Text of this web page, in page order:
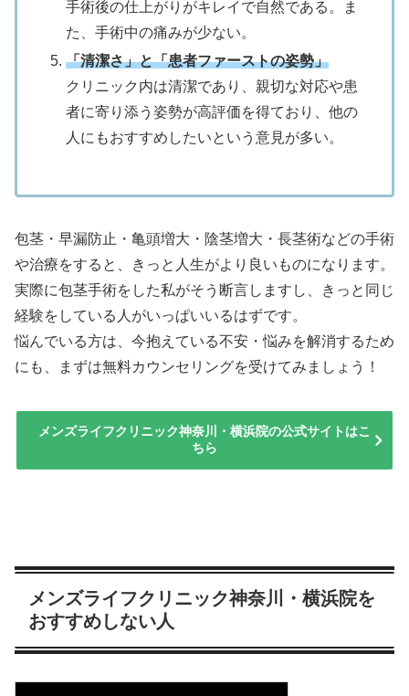
手術後の仕上がりがキレイで自然である。ま
た、手術中の痛みが少ない。
「清潔さ」と「患者ファーストの姿勢」
クリニック内は清潔であり、親切な対応や患
者に寄り添う姿勢が高評価を得ており、他の
人にもおすすめしたいという意見が多い。
包茎・早漏防止・亀頭増大・陰茎増大・長茎術などの手術
や治療をすると、きっと人生がより良いものになります。
実際に包茎手術をした私がそう断言しますし、きっと同じ
経験をしている人がいっぱいいるはずです。
悩んでいる方は、今抱えている不安・悩みを解消するため
にも、まずは無料カウンセリングを受けてみましょう！
メンズライフクリニック神奈川・横浜院の公式サイトはこ
ちら
メンズライフクリニック神奈川・横浜院を
おすすめしない人